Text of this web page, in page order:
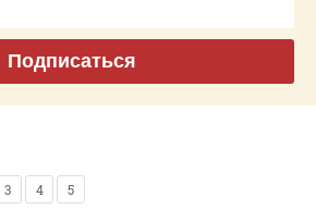
Подписаться
3 4 5